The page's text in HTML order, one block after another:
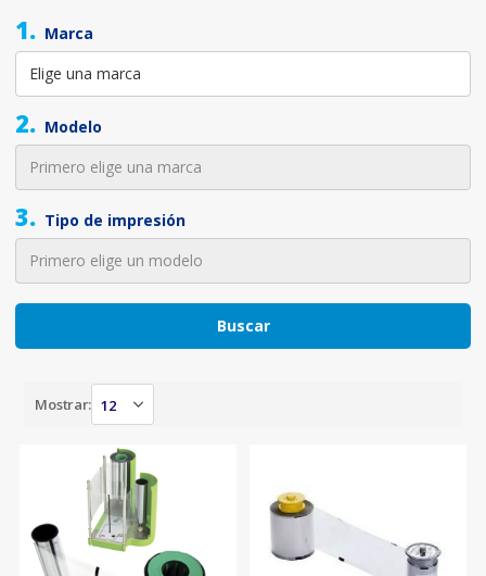
1. Marca
2. Modelo
3. Tipo de impresión
Buscar
Mostrar: